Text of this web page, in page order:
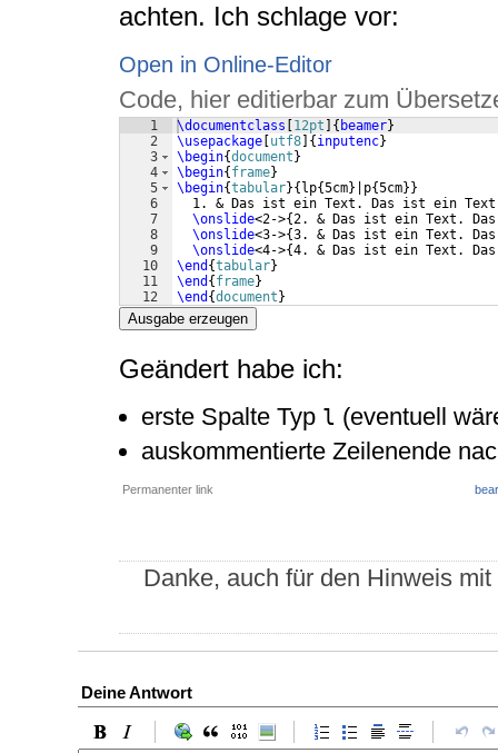
achten. Ich schlage vor:
Open in Online-Editor
Code, hier editierbar zum
1
2
3
4
5
6
7
8
9
10
11
12
\documentclass 12pt { beamer}
\usepackage utf8 { inputenc}
\begin{document }
\begin{ frame}
\begin{tabular}{ lp{5cm} |p{5cm}}
1. & Das ist ein Text. Das ist ein
\onslide<2->{2. & Das ist ein Text.
\onslide<3->{3. & Das ist ein Text.
\onslide<4->{4. & Das ist ein Text.
\end {tabular}
\end { frame}
\end {document }
Ausgabe erzeugen
Geändert habe ich:
erste Spalte Typ l (eventuell
auskommentierte Zeilenende
Permanenter link
Danke, auch für den Hinweis
Deine Antwort